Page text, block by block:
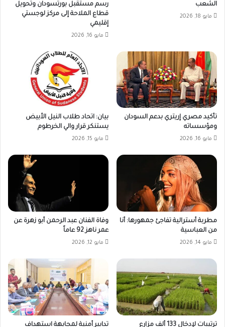
الشعب
مايو 18, 2026
رسم مستقبل بورتسودان وتحويل
قطاع الملاحة إلى مركز لوجستي
إقليمي
مايو 16, 2026
تأكيد مصري إريتري بدعم السودان
ومؤسساته
مايو 16, 2026
بيان: اتحاد طلاب النيل الأبيض
يستنكر قرار والي الخرطوم
مايو 15, 2026
مطربة أسترالية تفاجئ جمهورها: أنا
من العباسية
مايو 14, 2026
وفاة الفنان عبد الرحمن أبو زهرة عن
عمر ناهز 92 عاماً
مايو 12, 2026
ترتيبات لإدخال 133 ألف مزارع تدابير أمنية لمجابهة استهداف